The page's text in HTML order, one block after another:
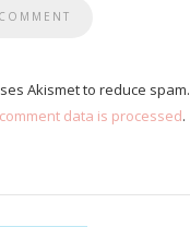
Akismet to reduce spam.
data is processed.